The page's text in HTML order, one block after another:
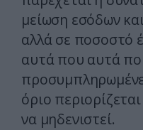
μείωση εσόδων
αλλά σε ποσοστό
αυτά που αυτά
όριο
να μηδενιστεί.